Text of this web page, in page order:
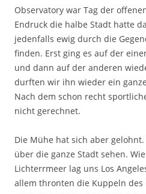
Observatory war Tag der
Endruck die halbe Stadt hatte
jedenfalls ewig durch die
finden. Erst ging es auf der
und dann auf der anderen
durften wir ihn wieder ein
Nach dem schon recht
nicht gerechnet.
Die Mühe hat sich aber
über die ganze Stadt sehen.
Lichterrmeer lag uns Los
allem thronten die Kuppeln des